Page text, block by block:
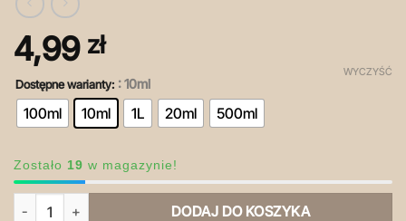
4,99 zł
Dostępne warianty: : 10ml
100ml 10ml 1L 20ml 500ml
WYCZYŚĆ
Zostało 19 w magazynie!
ilość Vanilla Toffee- olejek zapachowy
DODAJ DO KOSZYKA